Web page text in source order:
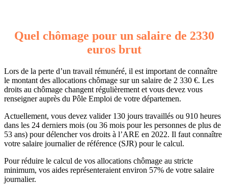
Quel chômage pour un salaire de 2330
euros brut
Lors de la perte d’un travail rémunéré, il est important de connaître
le montant des allocations chômage sur un salaire de 2 330 €. Les
droits au chômage changent régulièrement et vous devez vous
renseigner auprès du Pôle Emploi de votre départemen.
Actuellement, vous devez valider 130 jours travaillés ou 910 heures
dans les 24 derniers mois (ou 36 mois pour les personnes de plus de
53 ans) pour délencher vos droits à l’ARE en 2022. Il faut connaître
votre salaire journalier de référence (SJR) pour le calcul.
Pour réduire le calcul de vos allocations chômage au stricte
minimum, vos aides représenteraient environ 57% de votre salaire
journalier.